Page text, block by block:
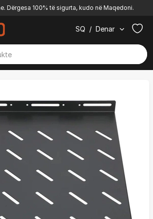
Dërgesa 100% të sigurta, kudo në Maqedoni.
SQ / Denar